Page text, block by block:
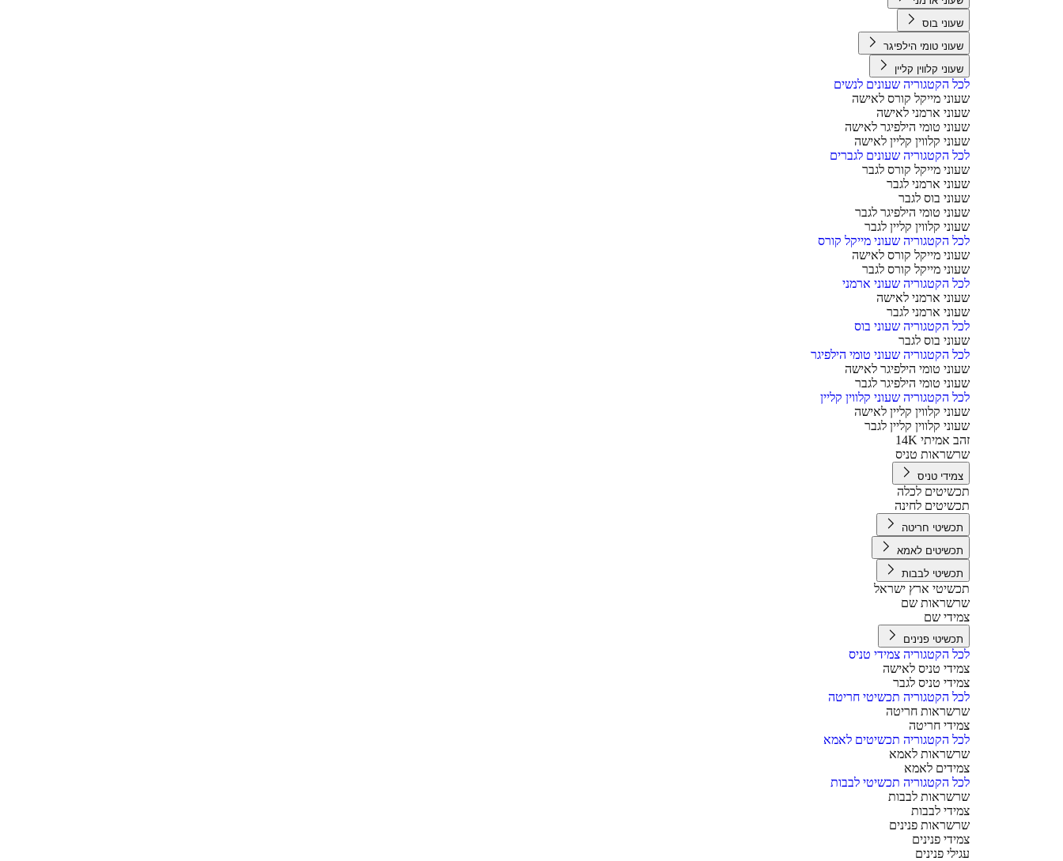
שעוני בוס
שעוני טומי הילפיגר
שעוני קלווין קליין
לכל הקטגוריה שעונים לנשים
שעוני מייקל קורס לאישה
שעוני ארמני לאישה
שעוני טומי הילפיגר לאישה
שעוני קלווין קליין לאישה
לכל הקטגוריה שעונים לגברים
שעוני מייקל קורס לגבר
שעוני ארמני לגבר
שעוני בוס לגבר
שעוני טומי הילפיגר לגבר
שעוני קלווין קליין לגבר
לכל הקטגוריה שעוני מייקל קורס
שעוני מייקל קורס לאישה
שעוני מייקל קורס לגבר
לכל הקטגוריה שעוני ארמני
שעוני ארמני לאישה
שעוני ארמני לגבר
לכל הקטגוריה שעוני בוס
שעוני בוס לגבר
לכל הקטגוריה שעוני טומי הילפיגר
שעוני טומי הילפיגר לאישה
שעוני טומי הילפיגר לגבר
לכל הקטגוריה שעוני קלווין קליין
שעוני קלווין קליין לאישה
שעוני קלווין קליין לגבר
זהב אמיתי 14K
שרשראות טניס
צמידי טניס
תכשיטים לכלה
תכשיטים לחינה
תכשיטי חריטה
תכשיטים לאמא
תכשיטי לבבות
תכשיטי ארץ ישראל
שרשראות שם
צמידי שם
תכשיטי פנינים
לכל הקטגוריה צמידי טניס
צמידי טניס לאישה
צמידי טניס לגבר
לכל הקטגוריה תכשיטי חריטה
שרשראות חריטה
צמידי חריטה
לכל הקטגוריה תכשיטים לאמא
שרשראות לאמא
צמידים לאמא
לכל הקטגוריה תכשיטי לבבות
שרשראות לבבות
צמידי לבבות
שרשראות פנינים
צמידי פנינים
עגילי פנינים